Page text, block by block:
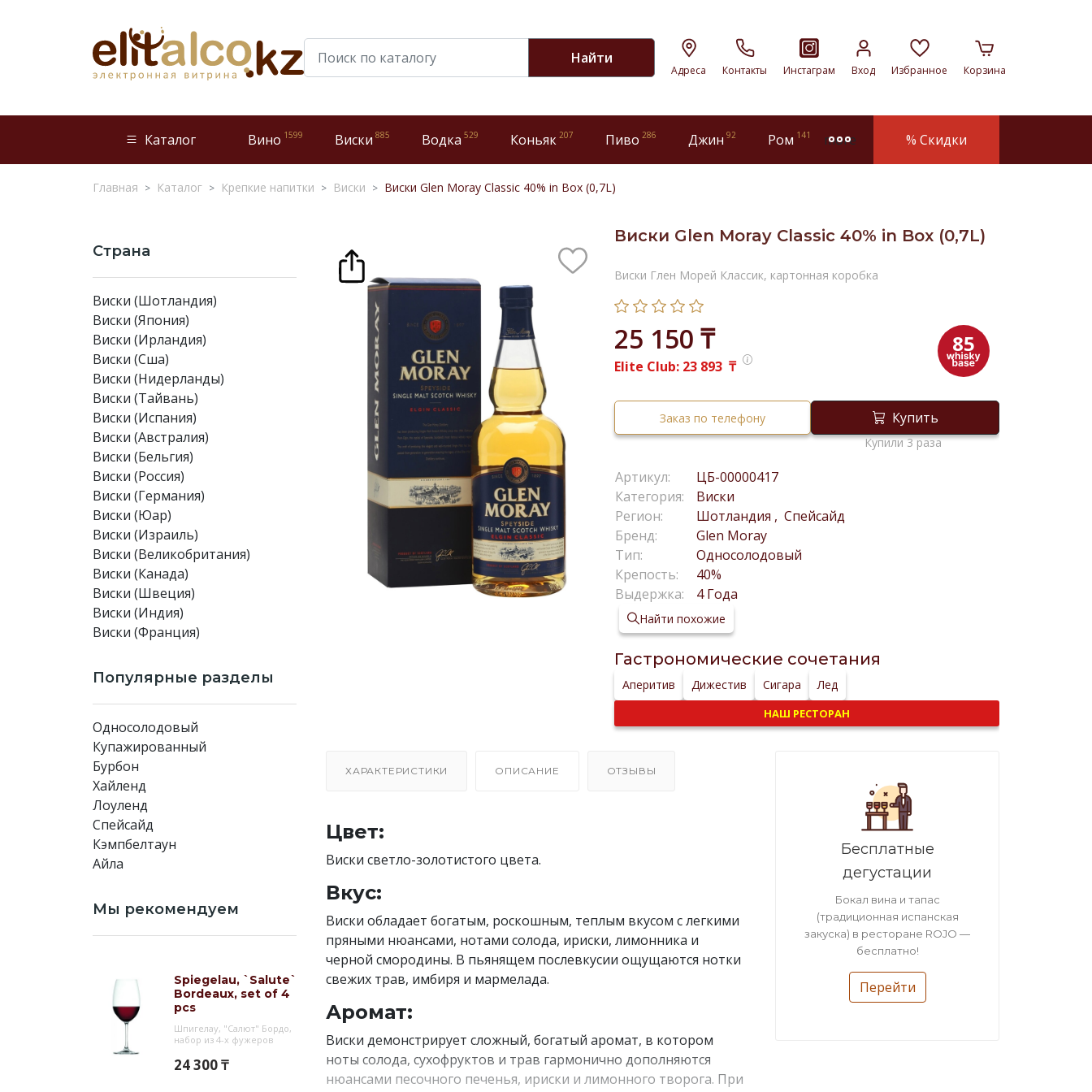
Найти
Адреса Контакты Инстаграм Вход Избранное Корзина
Каталог Вино 1599 Виски 885 Водка 529 Коньяк 207 Пиво 286 Джин 92 Ром 141 more % Скидки
Главная Каталог Крепкие напитки Виски Виски Glen Moray Classic 40% in Box (0,7L)
Страна
Виски (Шотландия)
Виски (Япония)
Виски (Ирландия)
Виски (Сша)
Виски (Нидерланды)
Виски (Тайвань)
Виски (Испания)
Виски (Австралия)
Виски (Бельгия)
Виски (Россия)
Виски (Германия)
Виски (Юар)
Виски (Израиль)
Виски (Великобритания)
Виски (Канада)
Виски (Швеция)
Виски (Индия)
Виски (Франция)
Популярные разделы
Односолодовый
Купажированный
Бурбон
Хайленд
Лоуленд
Спейсайд
Кэмпбелтаун
Айла
Мы рекомендуем
Spiegelau, `Salute`
Bordeaux, set of 4
pcs
Шпигелау, "Салют" Бордо,
набор из 4-х фужеров
24 300 ₸
Виски Glen Moray Classic 40% in Box (0,7L)
Виски Глен Морей Классик, картонная коробка
25 150 ₸
Elite Club: 23 893 ₸
85
Заказ по телефону Купить
Купили 3 раза
Артикул:
ЦБ-00000417
Категория:
Виски
Регион:
Шотландия , Спейсайд
Бренд:
Glen Moray
Тип:
Односолодовый
Крепость:
40%
Выдержка:
4 Года
Найти похожие
Гастрономические сочетания
Аперитив Дижестив Сигара Лед
НАШ РЕСТОРАН
ХАРАКТЕРИСТИКИ ОПИСАНИЕ ОТЗЫВЫ
Цвет:
Виски светло-золотистого цвета.
Вкус:
Виски обладает богатым, роскошным, теплым вкусом с легкими
пряными нюансами, нотами солода, ириски, лимонника и
черной смородины. В пьянящем послевкусии ощущаются нотки
свежих трав, имбиря и мармелада.
Аромат:
Виски демонстрирует сложный, богатый аромат, в котором
ноты солода, сухофруктов и трав гармонично дополняются
нюансами песочного печенья, ириски и лимонного творога. При
Бесплатные
дегустации
Бокал вина и тапас
(традиционная испанская
закуска) в ресторане ROJO —
бесплатно!
Перейти